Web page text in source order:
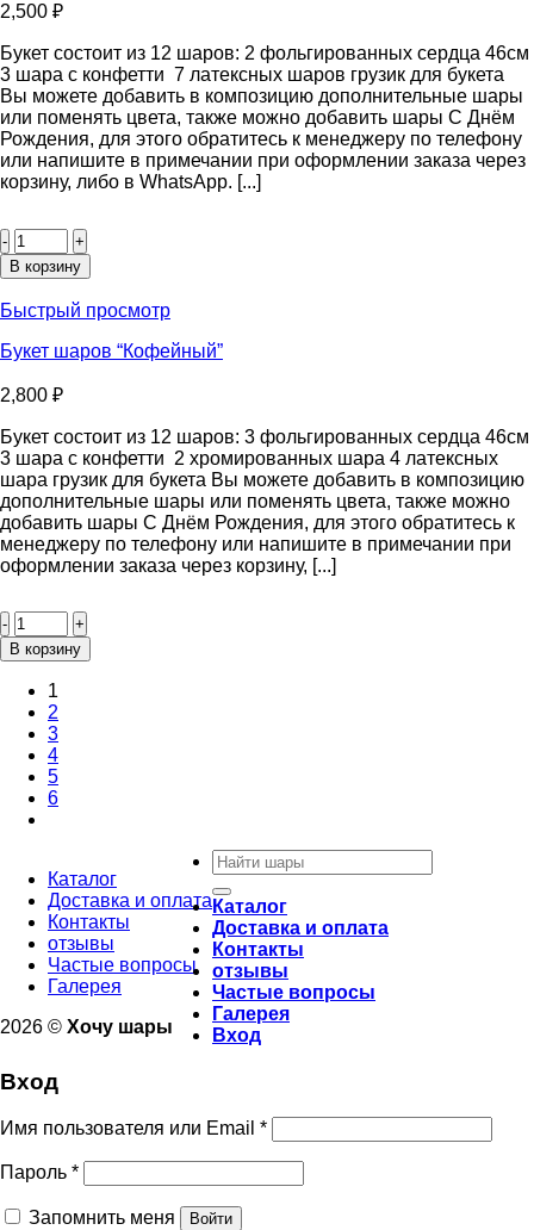
2,500 ₽
Букет состоит из 12 шаров: 2 фольгированных сердца 46см
3 шара с конфетти 7 латексных шаров грузик для букета
Вы можете добавить в композицию дополнительные шары
или поменять цвета, также можно добавить шары С Днём
Рождения, для этого обратитесь к менеджеру по телефону
или напишите в примечании при оформлении заказа через
корзину, либо в WhatsApp. [...]
товара
Букет
шаров
“Зефир”
В корзину
Быстрый просмотр
Букет шаров “Кофейный”
2,800 ₽
Букет состоит из 12 шаров: 3 фольгированных сердца 46см
3 шара с конфетти 2 хромированных шара 4 латексных
шара грузик для букета Вы можете добавить в композицию
дополнительные шары или поменять цвета, также можно
добавить шары С Днём Рождения, для этого обратитесь к
менеджеру по телефону или напишите в примечании при
оформлении заказа через корзину, [...]
товара
Букет
“Кофейный”
В корзину
1
2
3
4
5
6
Каталог
Доставка и оплата
Контакты
отзывы
Частые вопросы
Галерея
2026 © Хочу шары
Искать:
Каталог
Доставка и оплата
Контакты
отзывы
Частые вопросы
Галерея
Вход
Вход
Имя пользователя или Email *
Пароль *
Запомнить меня Войти